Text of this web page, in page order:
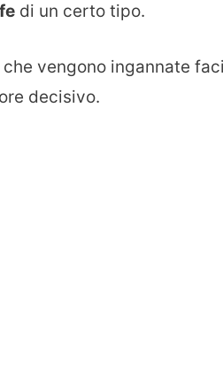
di un certo tipo.
vengono ingannate
decisivo.